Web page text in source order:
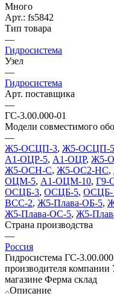
Много
Арт.: fs5842
Тип товара
—
Гидросистема
Узел
—
Гидросистема
Арт. поставщика
—
ГС-3.00.000-01
Модели совместимого
—
Ж5-ОСЦП-3, Ж5-ОСЦП-5
А1-ОЦР-5, А1-ОЦР, Ж5-
Ж5-ОСН-С, Ж5-ОС2-НС,
ОЦМ-5, А1-ОЦМ-10, Г9-
ОСЦБ-3, ОСЦБ-5, ОСЦБ-
ВСС-2, Ж5-Плава-ОБ-5,
Ж5-Плава-ОС-5, Ж5-
Страна производства
—
Россия
Гидросистема ГС-
производителя
магазине Ферма склад
Описание